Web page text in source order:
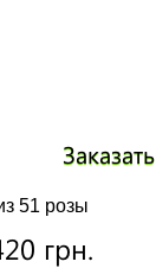
51 розы
грн.
Заказать